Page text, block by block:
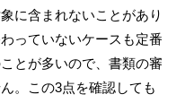
に含まれないことがあり
っていないケースも定番
とが多いので、書類の審
。この3点を確認しても